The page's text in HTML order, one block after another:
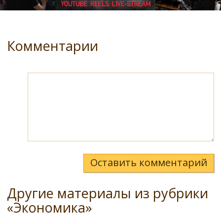
Комментарии
Оставить комментарий
Другие материалы из рубрики
«Экономика»